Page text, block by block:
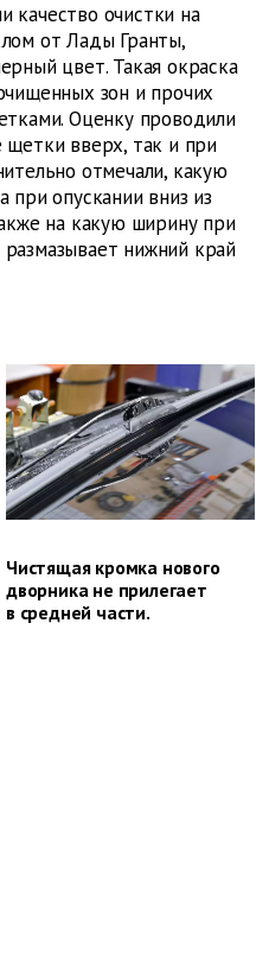
качество очистки на
от Лады Гранты,
цвет. Такая окраска
зон и прочих
Оценку проводили
вверх, так и при
отмечали, какую
при опускании вниз из
на какую ширину при
нижний край
Чистящая кромка нового
дворника не прилегает
в средней части.